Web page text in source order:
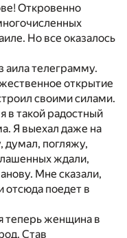
Откровенно
Но все оказалось
аила телеграмму.
открытие
своими силами.
в такой радостный
Я выехал даже на
думал, погляжу,
ждали,
Мне сказали,
отсюда поедет в
теперь женщина в
Став